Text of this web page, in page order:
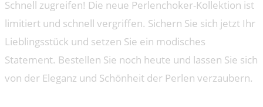
Schnell zugreifen! Die neue Perlenchoker-Kollektion ist
limitiert und schnell vergriffen. Sichern Sie sich jetzt Ihr
Lieblingsstück und setzen Sie ein modisches
Statement. Bestellen Sie noch heute und lassen Sie sich
von der Eleganz und Schönheit der Perlen verzaubern.